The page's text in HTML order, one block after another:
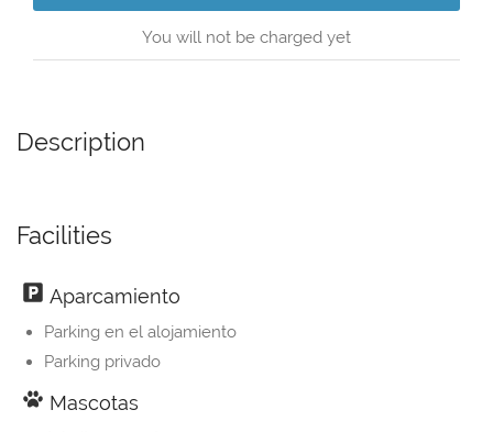
You will not be charged yet
Description
Facilities
Aparcamiento
Parking en el alojamiento
Parking privado
Mascotas